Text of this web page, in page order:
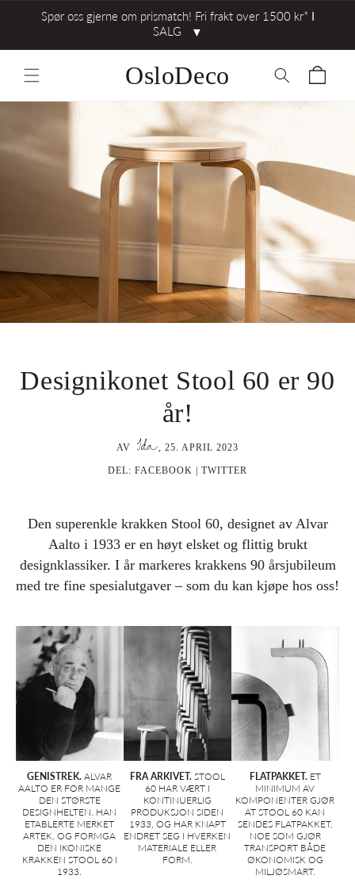
Spør oss gjerne om prismatch! Fri frakt over 1500 kr* ⅼ
SALG
▼
OsloDeco
Designikonet Stool 60 er 90
år!
AV , 25. APRIL 2023
DEL: FACEBOOK TWITTER
Den superenkle krakken Stool 60, designet av Alvar
Aalto i 1933 er en høyt elsket og flittig brukt
designklassiker. I år markeres krakkens 90 årsjubileum
med tre fine spesialutgaver – som du kan kjøpe hos oss!
GENISTREK. ALVAR
AALTO ER FOR MANGE
DEN STØRSTE
DESIGNHELTEN. HAN
ETABLERTE MERKET
ARTEK, OG FORMGA
DEN IKONISKE
KRAKKEN STOOL 60 I
1933.
FRA ARKIVET. STOOL
60 HAR VÆRT I
KONTINUERLIG
PRODUKSJON SIDEN
1933, OG HAR KNAPT
ENDRET SEG I HVERKEN
MATERIALE ELLER
FORM.
FLATPAKKET.ET
MINIMUM AV
KOMPONENTER GJØR
AT STOOL 60 KAN
SENDES FLATPAKKET,
NOE SOM GJØR
TRANSPORT BÅDE
ØKONOMISK OG
MILJØSMART.